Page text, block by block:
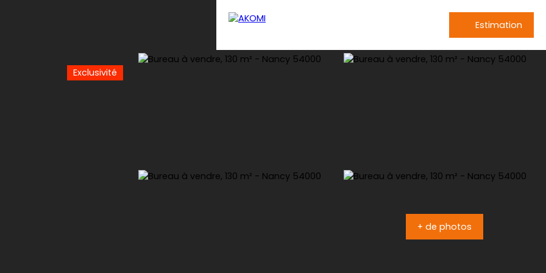
Estimation
Exclusivité
+ de photos